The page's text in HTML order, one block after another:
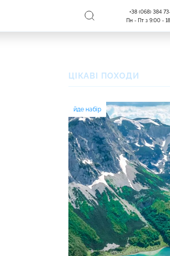
+38 (068) 384
Пн - Пт з 9:00 -
ЦІКАВІ ПОХОДИ
йде набір